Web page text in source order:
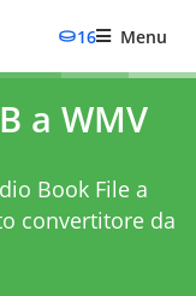
16 Menu
a WMV
Book File a
convertitore da